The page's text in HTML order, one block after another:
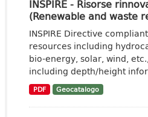
INSPIRE - Risorse
(Renewable and waste
INSPIRE Directive
resources including
bio-energy, solar, wind,
including depth/height
PDF Geocatalogo